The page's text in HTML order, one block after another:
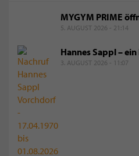
MYGYM PRIME
5. AUGUST 2026 - 21:14
Hannes Sappl –
3. AUGUST 2026 - 11:07